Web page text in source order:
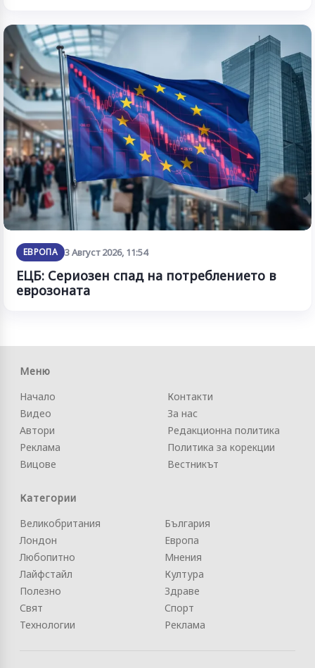
ЕВРОПА 3 Август 2026, 11:54
ЕЦБ: Сериозен спад на потреблението в
еврозоната
Меню
Начало
Видео
Автори
Реклама
Вицове
Контакти
За нас
Редакционна политика
Политика за корекции
Вестникът
Категории
Великобритания
Лондон
Любопитно
Лайфстайл
Полезно
Свят
Технологии
България
Европа
Мнения
Култура
Здраве
Спорт
Реклама